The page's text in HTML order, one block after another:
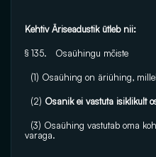
Kehtiv Äriseadustik ütleb nii:
§ 135.   Osaühingu mõiste
(1) Osaühing on äriühing,
(2) Osanik ei vastuta isiklikult
(3) Osaühing vastutab oma
varaga.